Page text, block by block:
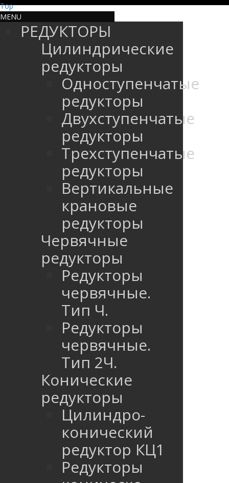
Top
MENU
РЕДУКТОРЫ
Цилиндрические
редукторы
Одноступенчатые
редукторы
Двухступенчатые
редукторы
Трехступенчатые
редукторы
Вертикальные
крановые
редукторы
Червячные
редукторы
Редукторы
червячные.
Тип Ч.
Редукторы
червячные.
Тип 2Ч.
Конические
редукторы
Цилиндро-
конический
редуктор КЦ1
Редукторы